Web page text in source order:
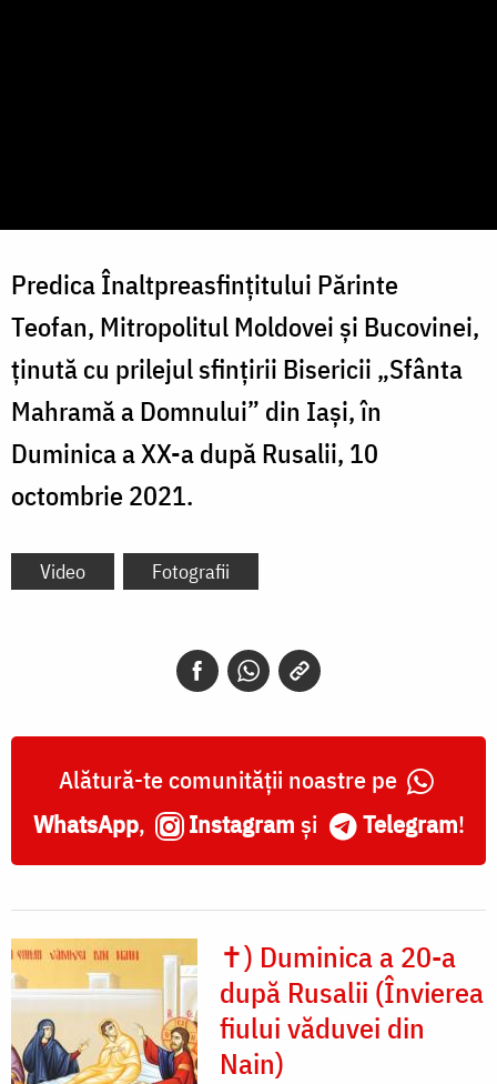
Predica Înaltpreasfințitului Părinte
Teofan, Mitropolitul Moldovei și Bucovinei,
ținută cu prilejul sfințirii Bisericii „Sfânta
Mahramă a Domnului” din Iași, în
Duminica a XX-a după Rusalii, 10
octombrie 2021.
Video Fotografii
Alătură-te comunității noastre pe
WhatsApp, Instagram și Telegram!
✝) Duminica a 20-a
după Rusalii (Învierea
fiului văduvei din
Nain)